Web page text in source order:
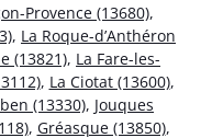
Provence (13680),
, La Roque-d’Anthéron
(13821), La Fare-les-
, La Ciotat (13600),
(13330), Jouques
, Gréasque (13850),